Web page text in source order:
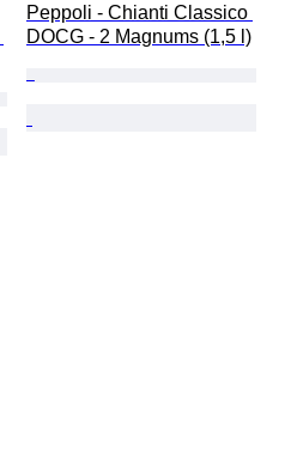
Peppoli - Chianti Classico
DOCG - 2 Magnums (1,5 l)